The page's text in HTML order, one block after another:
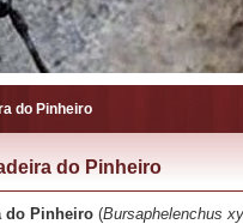
do Pinheiro
do Pinheiro
do Pinheiro (Bursaphelenchus